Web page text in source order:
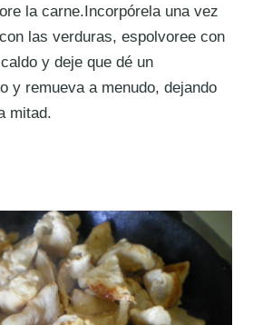
la carne.Incorpórela una vez
las verduras, espolvoree con
y deje que dé un
y remueva a menudo, dejando
mitad.